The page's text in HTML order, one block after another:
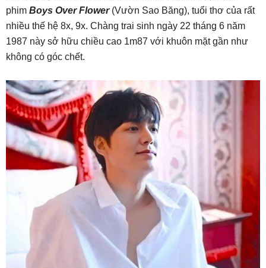
phim Boys Over Flower(Vườn Sao Băng), tuổi thơ của rất
nhiều thế hệ 8x, 9x. Chàng trai sinh ngày 22 tháng 6 năm
1987 này sở hữu chiều cao 1m87 với khuôn mặt gần như
không có góc chết.